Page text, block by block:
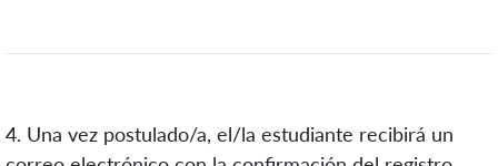
4. Una vez postulado/a, el/la estudiante recibirá un